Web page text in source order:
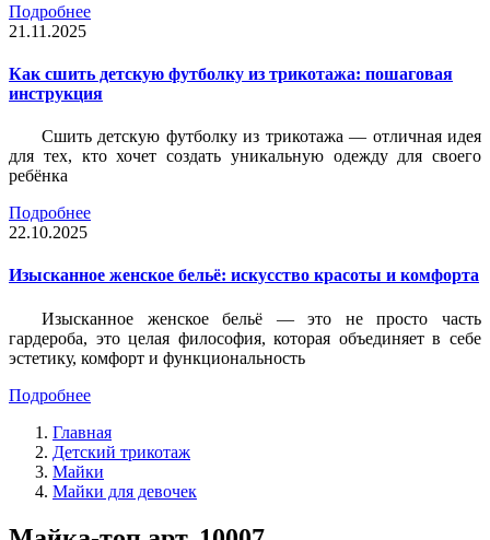
Подробнее
21.11.2025
Как сшить детскую футболку из трикотажа: пошаговая
инструкция
Сшить детскую футболку из трикотажа — отличная идея
для тех, кто хочет создать уникальную одежду для своего
ребёнка
Подробнее
22.10.2025
Изысканное женское бельё: искусство красоты и комфорта
Изысканное женское бельё — это не просто часть
гардероба, это целая философия, которая объединяет в себе
эстетику, комфорт и функциональность
Подробнее
Главная
Детский трикотаж
Майки
Майки для девочек